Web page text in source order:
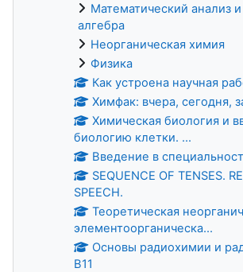
Математический анализ
алгебра
Неорганическая химия
Физика
Как устроена научная
Химфак: вчера, сегодня,
Химическая биология и
биологию клетки. ...
Введение в
SEQUENCE OF TENSES.
SPEECH.
Теоретическая
элементоорганическа...
Основы радиохимии и
В11